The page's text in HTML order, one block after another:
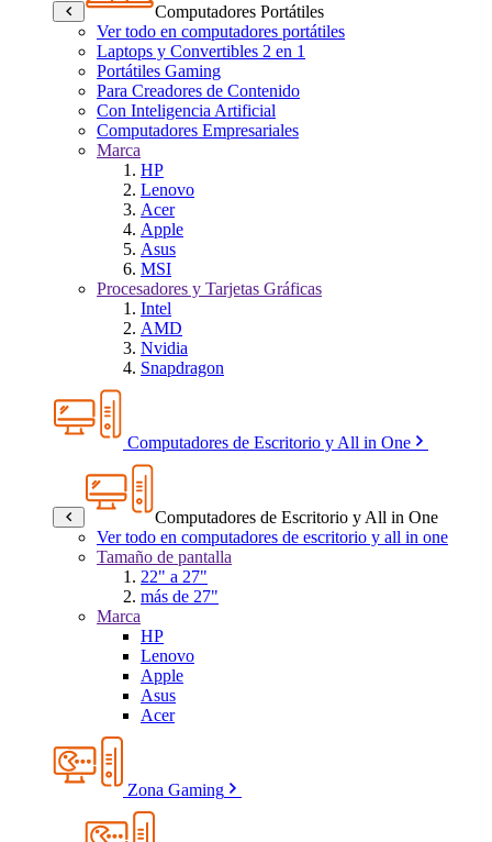
Computadores Portátiles
Ver todo en computadores portátiles
Laptops y Convertibles 2 en 1
Portátiles Gaming
Para Creadores de Contenido
Con Inteligencia Artificial
Computadores Empresariales
Marca
HP
Lenovo
Acer
Apple
Asus
MSI
Procesadores y Tarjetas Gráficas
Intel
AMD
Nvidia
Snapdragon
Computadores de Escritorio y All in One
Computadores de Escritorio y All in One
Ver todo en computadores de escritorio y all in one
Tamaño de pantalla
22" a 27"
más de 27"
Marca
HP
Lenovo
Apple
Asus
Acer
Zona Gaming